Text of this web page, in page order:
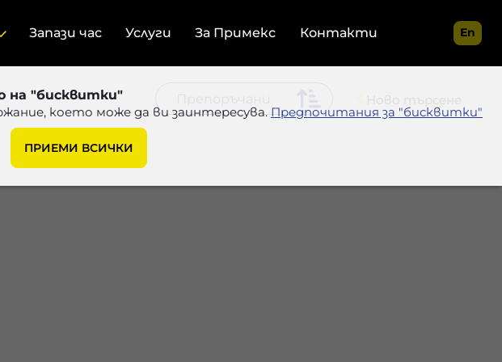
на "бисквитки"
което може да ви заинтересува. Предпочитания за "бисквитки"
ПРИЕМИ ВСИЧКИ
Запази час Услуги За Примекс Контакти En
Ново търсене